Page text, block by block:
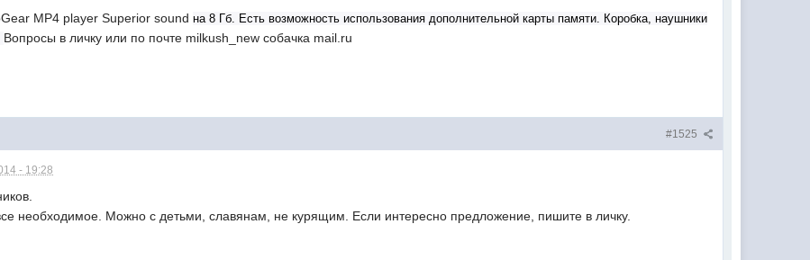
MP4 player Superior soundна 8 Гб. Есть возможность использования дополнительной карты памяти. Коробка, наушники
Вопросы в личку или по почте milkush_new собачка mail.ru
#1525
- 19:28
необходимое. Можно с детьми, славянам, не курящим. Если интересно предложение, пишите в личку.